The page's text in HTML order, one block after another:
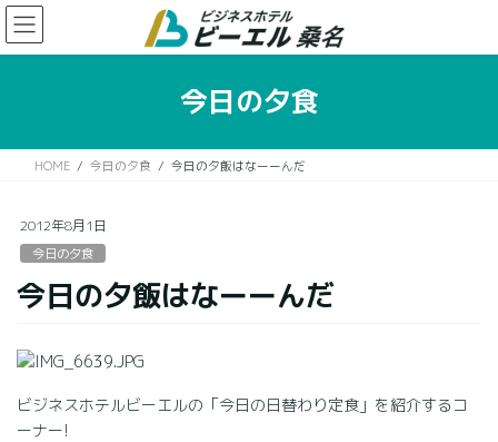
コ
ン
テ
移
ナ
ビ
ゲ
ン
今日の夕食
HOME 今日の夕食 今日の夕飯はなーーんだ
2012年8月1日
今日の夕食
今日の夕飯はなーーんだ
ビジネスホテルビーエルの「今日の日替わり定食」を紹介するコ
ーナー!